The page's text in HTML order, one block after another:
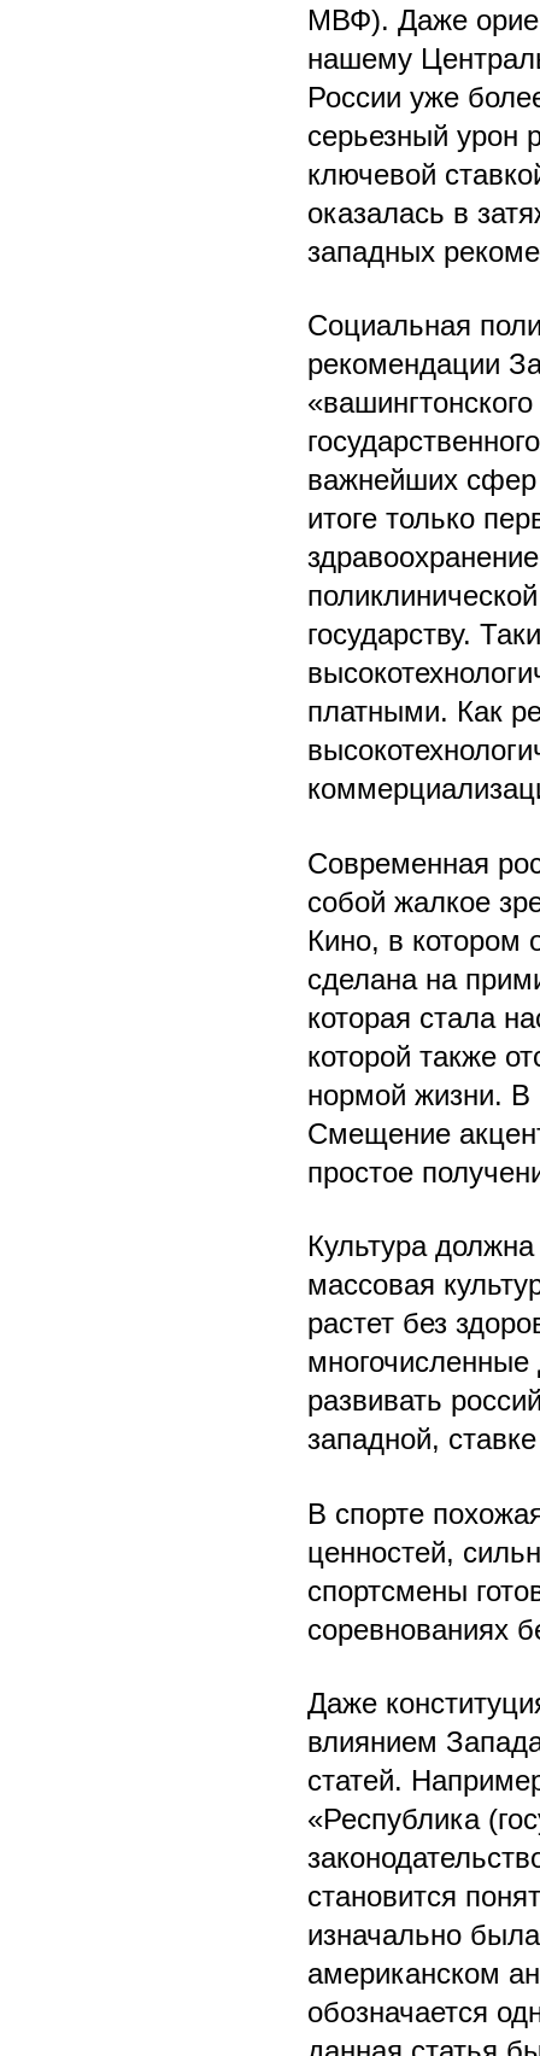
МВФ). Даже
нашему
России уже
серьезный урон
ключевой
оказалась в
западных
Социальная
рекомендации
важнейших сфер
итоге только
государству.
платными. Как
Современная
собой жалкое
Кино, в котором
сделана на
которая стала
которой также
нормой жизни. В
Смещение
простое
Культура
массовая
растет без
многочисленные
развивать
западной,
В спорте
ценностей,
спортсмены
соревнованиях
Даже
влиянием
статей.
«Республика
становится
изначально
американском
обозначается